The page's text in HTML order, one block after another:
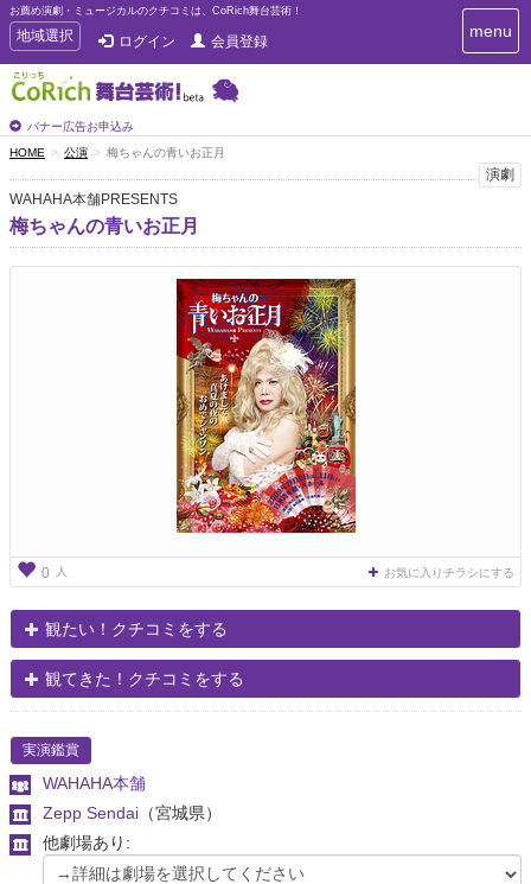
お薦め演劇・ミュージカルのクチコミは、CoRich舞台芸術！
T
o
g
g
e
n
a
v
i
g
地域選択 ログイン 会員登録
バナー広告お申込み
T
o
i
g
menu
HOME 公演 梅ちゃんの青いお正月
演劇
WAHAHA本舗PRESENTS
梅ちゃんの青いお正月
0 人 お気に入りチラシにする
観たい！クチコミをする
観てきた！クチコミをする
実演鑑賞
WAHAHA本舗
Zepp Sendai （宮城県）
他劇場あり: